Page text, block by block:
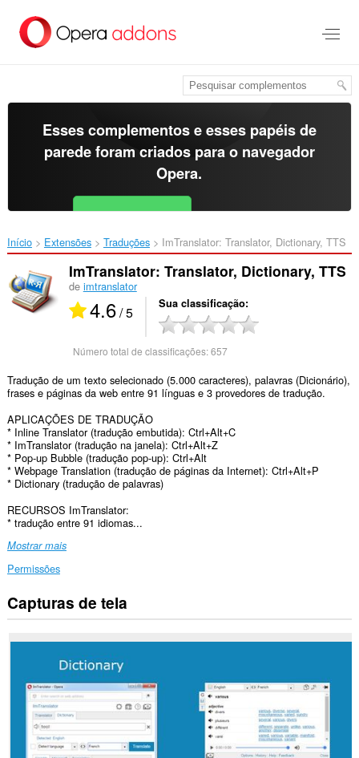
para
Esses complementos e esses papéis de
parede foram criados para o navegador
Opera.
Baixar o Opera Free for Android
Início Extensões Traduções ImTranslator: Translator, Dictionary, TTS‎
ImTranslator: Translator, Dictionary, TTS
de imtranslator
4.6/ 5 Sua classificação
Número total de classificações:657
Tradução de um texto selecionado (5.000 caracteres), palavras (Dicionário),
frases e páginas da web entre 91 línguas e 3 provedores de tradução.
APLICAÇÕES DE TRADUÇÃO
* Inline Translator (tradução embutida): Ctrl+Alt+C
* ImTranslator (tradução na janela): Ctrl+Alt+Z
* Pop-up Bubble (tradução pop-up): Ctrl+Alt
* Webpage Translation (tradução de páginas da Internet): Ctrl+Alt+P
* Dictionary (tradução de palavras)
RECURSOS ImTranslator:
* tradução entre 91 idiomas...
Mostrar mais
Permissões
Esta
extensão
acessar
todos
Capturas de tela